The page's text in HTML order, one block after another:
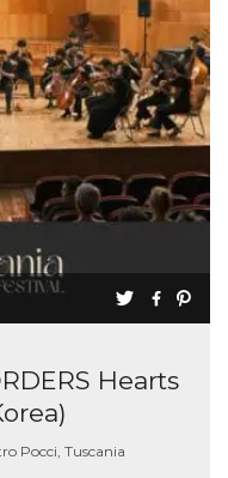
Hearts
Pocci, Tuscania